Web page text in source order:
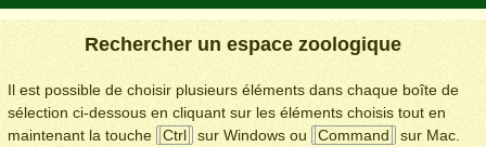
Rechercher un espace zoologique
Il est possible de choisir plusieurs éléments dans chaque boîte de
sélection ci-dessous en cliquant sur les éléments choisis tout en
maintenant la touche
Ctrl sur Windows ou Command
sur Mac.